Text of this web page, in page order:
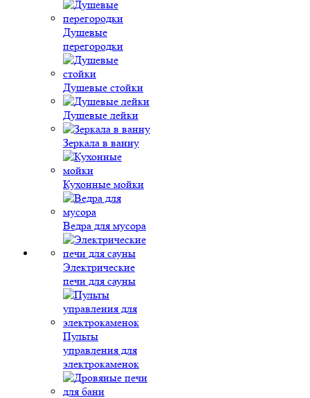
Душевые
перегородки
Душевые стойки
Душевые лейки
Зеркала в ванну
Кухонные мойки
Ведра для мусора
Электрические
печи для сауны
Пульты
управления для
электрокаменок